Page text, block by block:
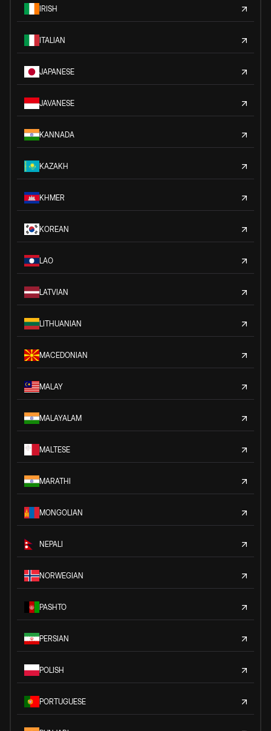
IRISH
ITALIAN
JAPANESE
JAVANESE
KANNADA
KAZAKH
KHMER
KOREAN
LAO
LATVIAN
LITHUANIAN
MACEDONIAN
MALAY
MALAYALAM
MALTESE
MARATHI
MONGOLIAN
NEPALI
NORWEGIAN
PASHTO
PERSIAN
POLISH
PORTUGUESE